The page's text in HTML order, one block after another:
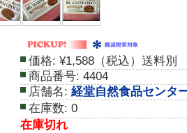
価格: ¥1,588（税込）送料別
商品番号: 4404
店舗名: 経堂自然食品センタ
在庫数: 0
在庫切れ